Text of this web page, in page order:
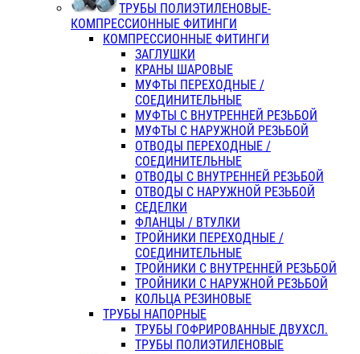
ТРУБЫ ПОЛИЭТИЛЕНОВЫЕ-
КОМПРЕССИОННЫЕ ФИТИНГИ
КОМПРЕССИОННЫЕ ФИТИНГИ
ЗАГЛУШКИ
КРАНЫ ШАРОВЫЕ
МУФТЫ ПЕРЕХОДНЫЕ /
СОЕДИНИТЕЛЬНЫЕ
МУФТЫ С ВНУТРЕННЕЙ РЕЗЬБОЙ
МУФТЫ С НАРУЖНОЙ РЕЗЬБОЙ
ОТВОДЫ ПЕРЕХОДНЫЕ /
СОЕДИНИТЕЛЬНЫЕ
ОТВОДЫ С ВНУТРЕННЕЙ РЕЗЬБОЙ
ОТВОДЫ С НАРУЖНОЙ РЕЗЬБОЙ
СЕДЕЛКИ
ФЛАНЦЫ / ВТУЛКИ
ТРОЙНИКИ ПЕРЕХОДНЫЕ /
СОЕДИНИТЕЛЬНЫЕ
ТРОЙНИКИ С ВНУТРЕННЕЙ РЕЗЬБОЙ
ТРОЙНИКИ С НАРУЖНОЙ РЕЗЬБОЙ
КОЛЬЦА РЕЗИНОВЫЕ
ТРУБЫ НАПОРНЫЕ
ТРУБЫ ГОФРИРОВАННЫЕ ДВУХСЛ.
ТРУБЫ ПОЛИЭТИЛЕНОВЫЕ